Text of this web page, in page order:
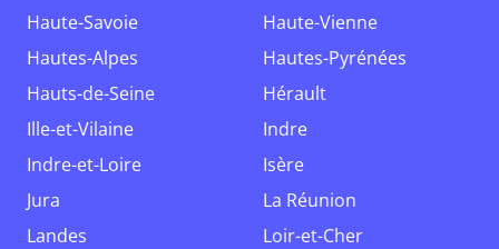
Haute-Savoie
Haute-Vienne
Hautes-Alpes
Hautes-Pyrénées
Hauts-de-Seine
Hérault
Ille-et-Vilaine
Indre
Indre-et-Loire
Isère
Jura
La Réunion
Landes
Loir-et-Cher